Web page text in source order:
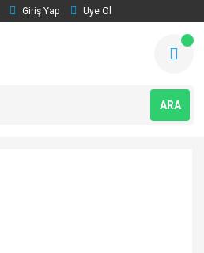
Giriş Yap Üye Ol
ARA